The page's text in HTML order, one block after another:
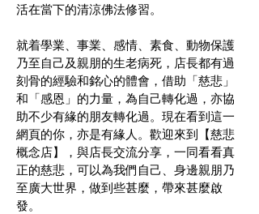
活在當下的清涼佛法修習​。
就着學業、事業、感情、素食、動物保護
乃至自己及親朋的生老病死，店長都有過
刻骨的經驗和銘心的體會，借助「慈悲」
和「感恩」的力量，為自己轉化過，亦協
助不少有緣的朋友轉化過。現在看到這一
網頁的你，亦是有緣人。歡迎來到【慈悲
概念店】，與店長交流分享，一同看看真
正的慈悲，可以為我們自己、身邊親朋乃
至廣大世界，做到些甚麼，帶來甚麼啟
發。